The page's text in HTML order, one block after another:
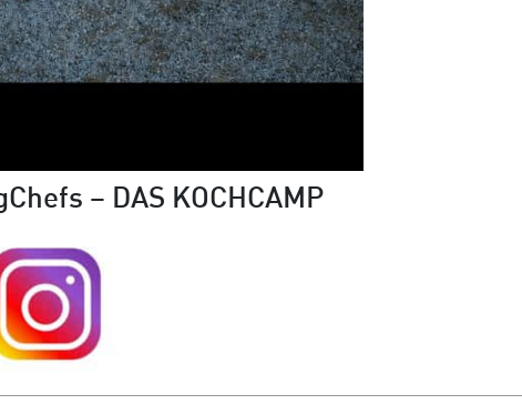
– DAS KOCHCAMP